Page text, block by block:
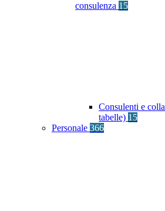
consulenza 15
Consulenti e
tabelle) 15
Personale 366